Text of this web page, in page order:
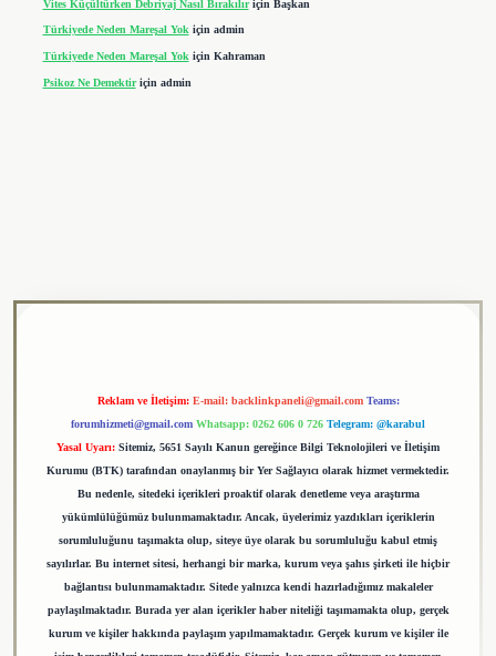
Vites Küçültürken Debriyaj Nasıl Bırakılıriçin Başkan
Türkiyede Neden Mareşal Yokiçin admin
Türkiyede Neden Mareşal Yok için Kahraman
Psikoz Ne Demektiriçin admin
Reklam ve İletişim: E-mail: backlinkpaneli@gmail.com Teams:
forumhizmeti@gmail.com Whatsapp: 0262 606 0 726 Telegram: @karabul
Yasal Uyarı: Sitemiz, 5651 Sayılı Kanun gereğince Bilgi Teknolojileri ve İletişim
Kurumu (BTK) tarafından onaylanmış bir Yer Sağlayıcı olarak hizmet vermektedir.
Bu nedenle, sitedeki içerikleri proaktif olarak denetleme veya araştırma
yükümlülüğümüz bulunmamaktadır. Ancak, üyelerimiz yazdıkları içeriklerin
sorumluluğunu taşımakta olup, siteye üye olarak bu sorumluluğu kabul etmiş
sayılırlar. Bu internet sitesi, herhangi bir marka, kurum veya şahıs şirketi ile hiçbir
bağlantısı bulunmamaktadır. Sitede yalnızca kendi hazırladığımız makaleler
paylaşılmaktadır. Burada yer alan içerikler haber niteliği taşımamakta olup, gerçek
kurum ve kişiler hakkında paylaşım yapılmamaktadır. Gerçek kurum ve kişiler ile